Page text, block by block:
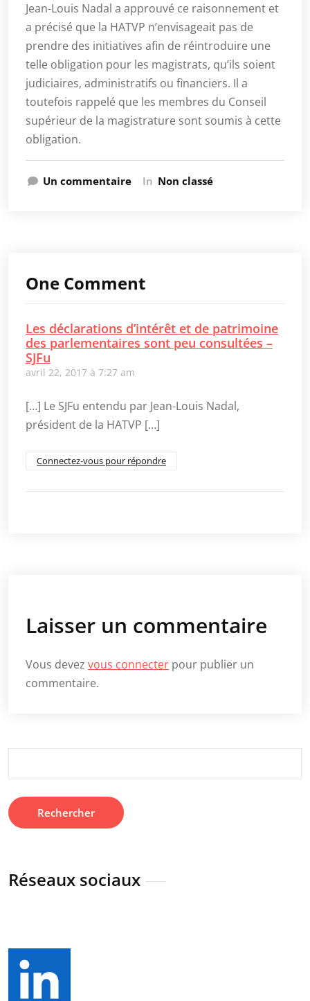
Jean-Louis Nadal a approuvé ce raisonnement et
a précisé que la HATVP n’envisageait pas de
prendre des initiatives afin de réintroduire une
telle obligation pour les magistrats, qu’ils soient
judiciaires, administratifs ou financiers. Il a
toutefois rappelé que les membres du Conseil
supérieur de la magistrature sont soumis à cette
obligation.
Un commentairesur
Nadal,
la
HATVP
In Non classé
One Comment
Les déclarations d’intérêt et de patrimoine
des parlementaires sont peu consultées –
SJFu
avril 22, 2017 à 7:27 am
[…] Le SJFu entendu par Jean-Louis Nadal,
président de la HATVP […]
Connectez-vous pour répondre
Laisser un commentaire
Vous devez vous connecter pour publier un
commentaire.
Réseaux sociaux